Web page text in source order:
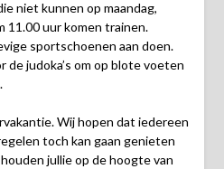
niet kunnen op maandag,
11.00 uur komen trainen.
sportschoenen aan doen.
judoka’s om op blote voeten
Wij hopen dat iedereen
toch kan gaan genieten
jullie op de hoogte van